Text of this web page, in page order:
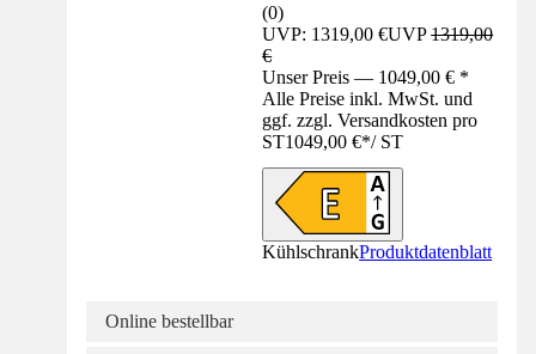
(0)
UVP: 1319,00 €UVP1319,00
€
Unser Preis — 1049,00 € *
Alle Preise inkl. MwSt. und
ggf. zzgl. Versandkosten pro
ST1049,00 €*/ ST
KühlschrankProduktdatenblatt
Online bestellbar